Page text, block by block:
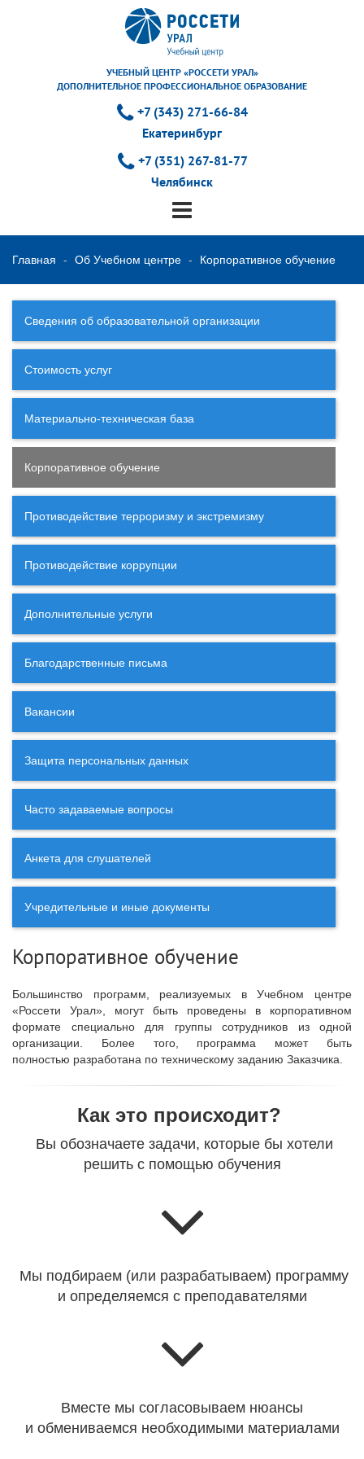
УЧЕБНЫЙ ЦЕНТР «РОССЕТИ УРАЛ»
ДОПОЛНИТЕЛЬНОЕ ПРОФЕССИОНАЛЬНОЕ ОБРАЗОВАНИЕ
+7 (343) 271-66-84
Екатеринбург
+7 (351) 267-81-77
Челябинск
Главная Об Учебном центре Корпоративное обучение
Сведения об образовательной организации
Стоимость услуг
Материально-техническая база
Корпоративное обучение
Противодействие терроризму и экстремизму
Противодействие коррупции
Дополнительные услуги
Благодарственные письма
Вакансии
Защита персональных данных
Часто задаваемые вопросы
Анкета для слушателей
Учредительные и иные документы
Корпоративное обучение
Большинство программ, реализуемых в Учебном центре
«Россети Урал», могут быть проведены в корпоративном
формате специально для группы сотрудников из одной
организации. Более того, программа может быть
полностью разработана по техническому заданию Заказчика.
Как это происходит?
Вы обозначаете задачи, которые бы хотели
решить с помощью обучения
Мы подбираем (или разрабатываем) программу
и определяемся с преподавателями
Вместе мы согласовываем нюансы
и обмениваемся необходимыми материалами